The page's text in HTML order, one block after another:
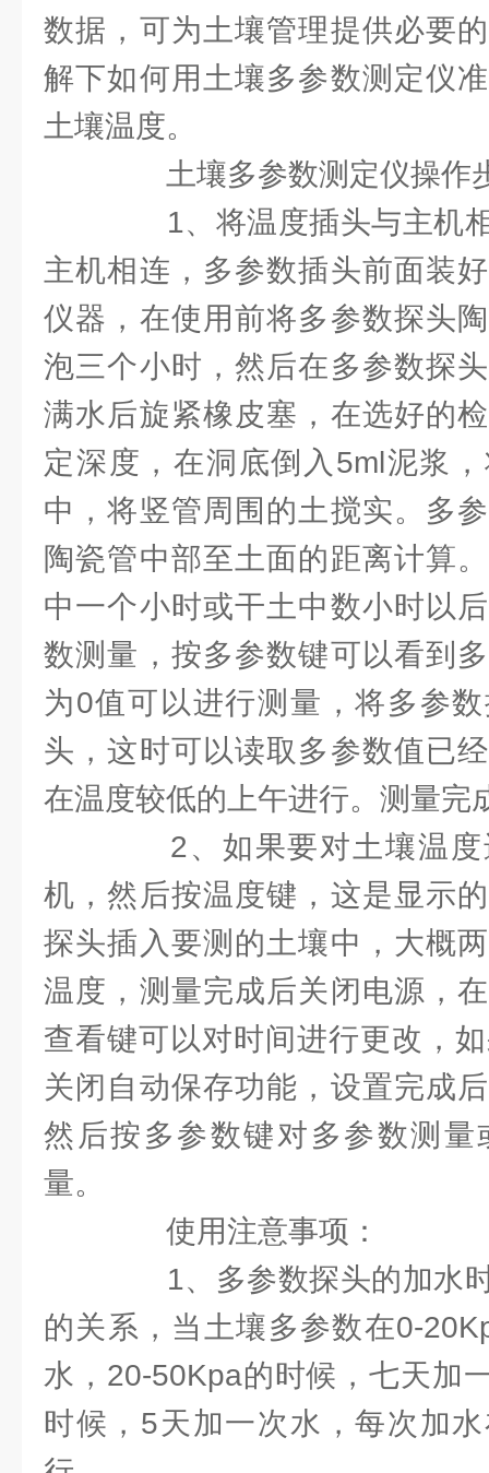
数据，可为土壤管理提供必要
解下如何用土壤多参数测定仪
土壤温度。
土壤多参数测定仪操作
1、将温度插头与主机相
主机相连，多参数插头前面装
仪器，在使用前将多参数探头
泡三个小时，然后在多参数探
满水后旋紧橡皮塞，在选好的
定深度，在洞底倒入5ml泥浆
中，将竖管周围的土搅实。多
陶瓷管中部至土面的距离计算
中一个小时或干土中数小时以
数测量，按多参数键可以看到
为0值可以进行测量，将多参
头，这时可以读取多参数值已
在温度较低的上午进行。测量完
2、如果要对土壤温度
机，然后按温度键，这是显示
探头插入要测的土壤中，大概
温度，测量完成后关闭电源，
查看键可以对时间进行更改，
关闭自动保存功能，设置完成
然后按多参数键对多参数测量
量。
使用注意事项：
1、多参数探头的加水时
的关系，当土壤多参数在0-
水，20-50Kpa的时候，七天加
时候，5天加一次水，每次加